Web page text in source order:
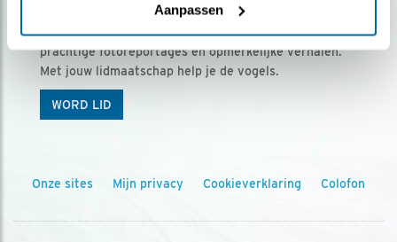
Aanpassen
Ontvang 5 x Vogels voor € 36,00 per jaar
Vogels is het tijdschrift voor onze leden, met
prachtige fotoreportages en opmerkelijke verhalen.
Met jouw lidmaatschap help je de vogels.
WORD LID
Onze sites Mijn privacy Cookieverklaring Colofon